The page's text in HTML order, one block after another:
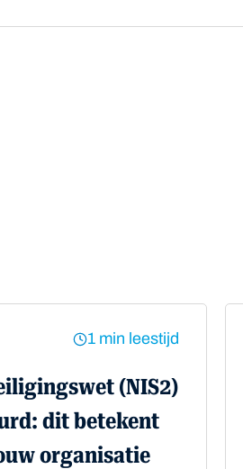
1 min leestijd
(NIS2)
dit betekent
organisatie